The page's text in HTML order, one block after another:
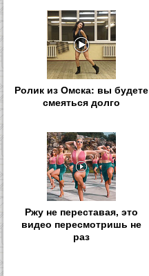
Ролик из Омска: вы будете
смеяться долго
Ржу не переставая, это
видео пересмотришь не
раз